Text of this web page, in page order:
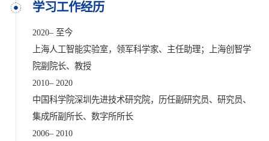
学习工作经历
2020– 至今
上海人工智能实验室，领军科学家、主任助理；上海创智学
院副院长、教授
2010– 2020
中国科学院深圳先进技术研究院，历任副研究员、研究员、
集成所副所长、数字所所长
2006– 2010